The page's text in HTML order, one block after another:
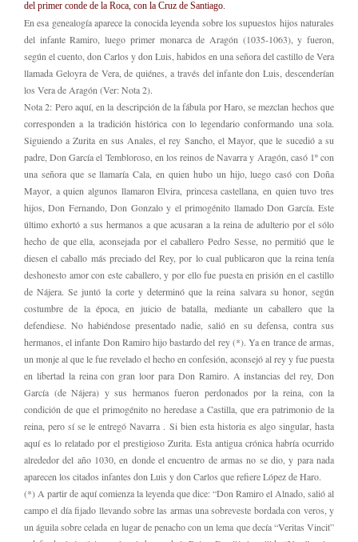
del primer conde de la Roca, con la Cruz de Santiago.
En esa genealogía aparece la conocida leyenda sobre los supuestos hijos naturales
del infante Ramiro, luego primer monarca de Aragón (1035-1063), y fueron,
según el cuento, don Carlos y don Luis, habidos en una señora del castillo de Vera
llamada Geloyra de Vera, de quiénes, a través del infante don Luis, descenderían
los Vera de Aragón (Ver: Nota 2).
Nota 2: Pero aquí, en la descripción de la fábula por Haro, se mezclan hechos que
corresponden a la tradición histórica con lo legendario conformando una sola.
Siguiendo a Zurita en sus Anales, el rey Sancho, el Mayor, que le sucedió a su
padre, Don García el Tembloroso, en los reinos de Navarra y Aragón, casó 1º con
una señora que se llamaría Cala, en quien hubo un hijo, luego casó con Doña
Mayor, a quien algunos llamaron Elvira, princesa castellana, en quien tuvo tres
hijos, Don Fernando, Don Gonzalo y el primogénito llamado Don García. Este
último exhortó a sus hermanos a que acusaran a la reina de adulterio por el sólo
hecho de que ella, aconsejada por el caballero Pedro Sesse, no permitió que le
diesen el caballo más preciado del Rey, por lo cual publicaron que la reina tenía
deshonesto amor con este caballero, y por ello fue puesta en prisión en el castillo
de Nájera. Se juntó la corte y determinó que la reina salvara su honor, según
costumbre de la época, en juicio de batalla, mediante un caballero que la
defendiese. No habiéndose presentado nadie, salió en su defensa, contra sus
hermanos, el infante Don Ramiro hijo bastardo del rey (*). Ya en trance de armas,
un monje al que le fue revelado el hecho en confesión, aconsejó al rey y fue puesta
en libertad la reina con gran loor para Don Ramiro. A instancias del rey, Don
García (de Nájera) y sus hermanos fueron perdonados por la reina, con la
condición de que el primogénito no heredase a Castilla, que era patrimonio de la
reina, pero sí se le entregó Navarra . Si bien esta historia es algo singular, hasta
aquí es lo relatado por el prestigioso Zurita. Esta antigua crónica habría ocurrido
alrededor del año 1030, en donde el encuentro de armas no se dio, y para nada
aparecen los citados infantes don Luis y don Carlos que refiere López de Haro.
(*) A partir de aquí comienza la leyenda que dice: “Don Ramiro el Alnado, salió al
campo el día fijado llevando sobre las armas una sobreveste bordada con veros, y
un águila sobre celada en lugar de penacho con un lema que decía “Veritas Vincit”